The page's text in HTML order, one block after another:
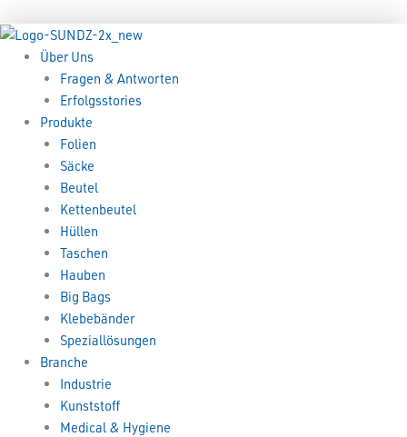
Inhalt
springenÜber Uns
Fragen & Antworten
Erfolgsstories
Produkte
Folien
Säcke
Beutel
Kettenbeutel
Hüllen
Taschen
Hauben
Big Bags
Klebebänder
Speziallösungen
Branche
Industrie
Kunststoff
Medical & Hygiene